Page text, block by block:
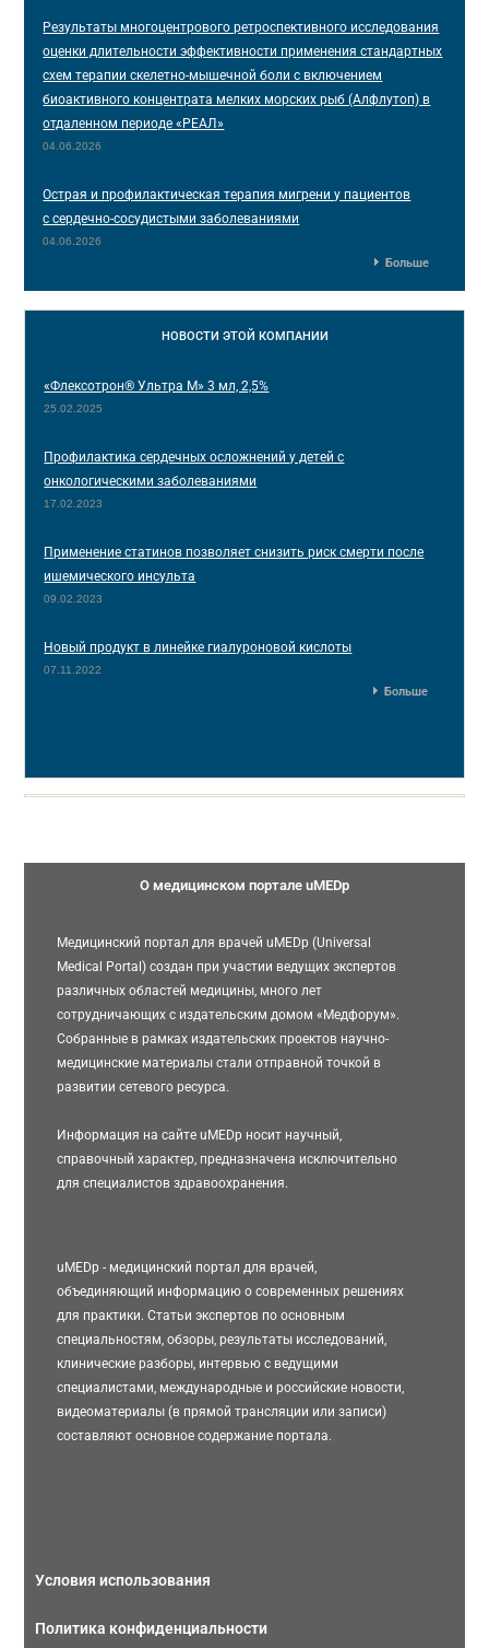
Результаты многоцентрового ретроспективного исследования
оценки длительности эффективности применения стандартных
схем терапии скелетно-мышечной боли с включением
биоактивного концентрата мелких морских рыб (Алфлутоп) в
отдаленном периоде «РЕАЛ»
04.06.2026
Острая и профилактическая терапия мигрени у пациентов
с сердечно-сосудистыми заболеваниями
04.06.2026
Больше
НОВОСТИ ЭТОЙ КОМПАНИИ
«Флексотрон® Ультра М» 3 мл, 2,5%
25.02.2025
Профилактика сердечных осложнений у детей с
онкологическими заболеваниями
17.02.2023
Применение статинов позволяет снизить риск смерти после
ишемического инсульта
09.02.2023
Новый продукт в линейке гиалуроновой кислоты
07.11.2022
Больше
О медицинском портале uMEDp
Медицинский портал для врачей uMEDp (Universal
Medical Portal) создан при участии ведущих экспертов
различных областей медицины, много лет
сотрудничающих с издательским домом «Медфорум».
Собранные в рамках издательских проектов научно-
медицинские материалы стали отправной точкой в
развитии сетевого ресурса.
Информация на сайте uMEDp носит научный,
справочный характер, предназначена исключительно
для специалистов здравоохранения.
uMEDp - медицинский портал для врачей,
объединяющий информацию о современных решениях
для практики. Статьи экспертов по основным
специальностям, обзоры, результаты исследований,
клинические разборы, интервью с ведущими
специалистами, международные и российские новости,
видеоматериалы (в прямой трансляции или записи)
составляют основное содержание портала.
Условия использования
Политика конфиденциальности